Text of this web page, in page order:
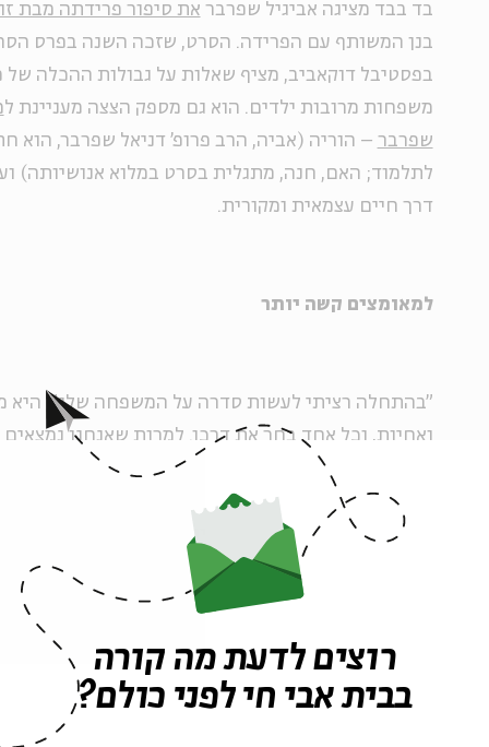
בד בבד מציגה אביגיל שפרבר את סיפור פרידתה מבת
בנן המשותף עם הפרידה. הסרט, שזכה השנה בפרס
בפסטיבל דוקאביב, מציף שאלות על גבולות ההכלה
משפחות מרובות ילדים. הוא גם מספק הצצה מעניינת ל
שפרבר – הוריה (אביה, הרב פרופ' דניאל שפרבר, הוא
לתלמוד; האם, חנה, מתגלית בסרט במלוא אנושיותה)
דרך חיים עצמאית ומקורית.
למאומצים קשה יותר
"בהתחלה רציתי לעשות סדרה על המשפחה שלי", היא
ואחיות, וכל אחד בחר את דרכו. למרות שאנחנו נמצאים
חיים ביחד באהבה ובשלום. בהמשך נוסף גם הסיפור
התחלתי לצלם בתקופה שנפרדנו, וכל מושג המשפחה
הרגשתי שאני רוצה לחזור לבית הוריי ולנסות להבין
איך בני המשפחה הגיבו לרעיון לעשות עליהם סרט?
"היו הרבה שאלות ותהיות סביב זה. לא כולם רצו
משתתפים בו. בסופו של דבר, אני חושבת שההסכמה
רוצים לדעת מה קורה
בבית אבי חי לפני כולם?